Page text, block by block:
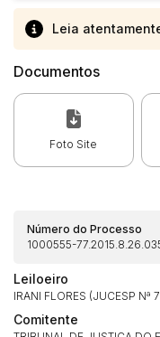
Leia
Documentos
Foto Site
Número do Processo
1000555-
Leiloeiro
IRANI FLORES (JUCESP Nª
Comitente